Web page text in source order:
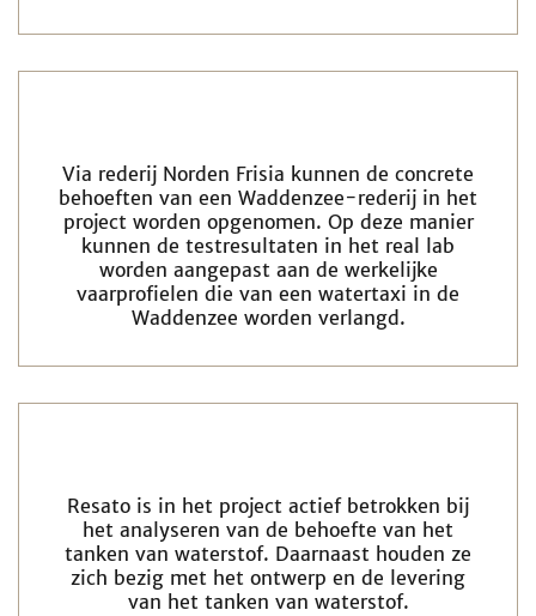
Via rederij Norden Frisia kunnen de concrete
behoeften van een Waddenzee-rederij in het
project worden opgenomen. Op deze manier
kunnen de testresultaten in het real lab
worden aangepast aan de werkelijke
vaarprofielen die van een watertaxi in de
Waddenzee worden verlangd.
Resato is in het project actief betrokken bij
het analyseren van de behoefte van het
tanken van waterstof. Daarnaast houden ze
zich bezig met het ontwerp en de levering
van het tanken van waterstof.